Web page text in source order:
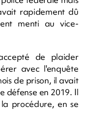
rapidement dû
menti au vice-
de plaider
avec l'enquête
de prison, il avait
défense en 2019. Il
procédure, en se